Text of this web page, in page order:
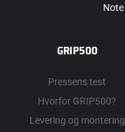
Note
GRIP500
Pressens test
Hvorfor GRIP500?
Levering og montering